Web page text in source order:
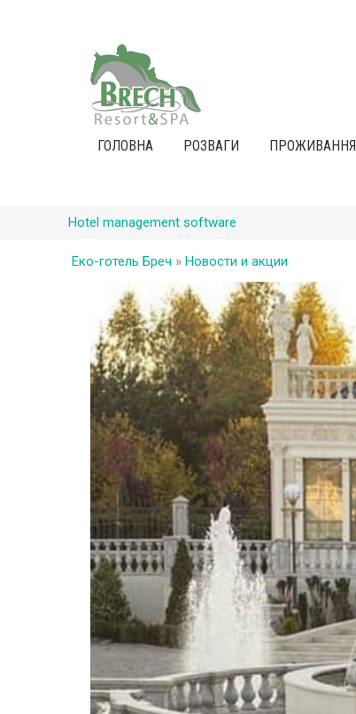
ГОЛОВНА РОЗВАГИ ПРОЖИВАННЯ
Hotel management software
Еко-готель Бреч » Новости и акции